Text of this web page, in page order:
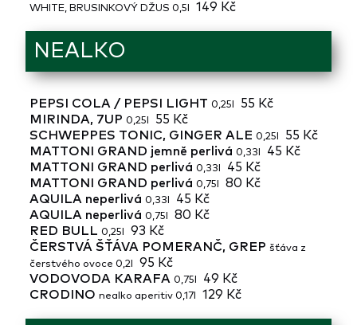
WHITE, BRUSINKOVÝ DŽUS 0,5l
149 Kč
NEALKO
PEPSI COLA / PEPSI LIGHT 0,25l
55 Kč
MIRINDA, 7UP 0,25l
55 Kč
SCHWEPPES TONIC, GINGER ALE 0,25l
55 Kč
MATTONI GRAND jemně perlivá 0,33l
45 Kč
MATTONI GRAND perlivá 0,33l
45 Kč
MATTONI GRAND perlivá 0,75l
80 Kč
AQUILA neperlivá 0,33l
45 Kč
AQUILA neperlivá 0,75l
80 Kč
RED BULL 0,25l
93 Kč
ČERSTVÁ ŠŤÁVA POMERANČ, GREP šťáva z
čerstvého ovoce 0,2l
95 Kč
VODOVODA KARAFA 0,75l
49 Kč
CRODINO nealko aperitiv 0,17l 129 Kč